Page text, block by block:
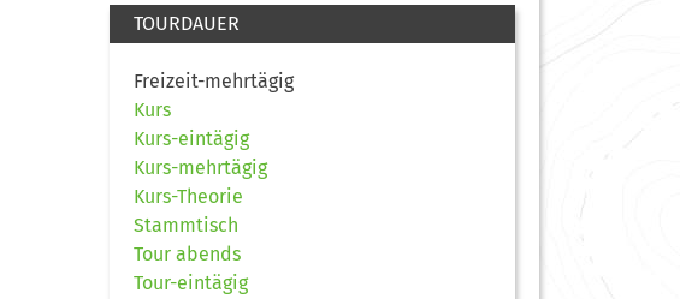
TOURDAUER
Freizeit-mehrtägig
Kurs
Kurs-eintägig
Kurs-mehrtägig
Kurs-Theorie
Stammtisch
Tour abends
Tour-eintägig